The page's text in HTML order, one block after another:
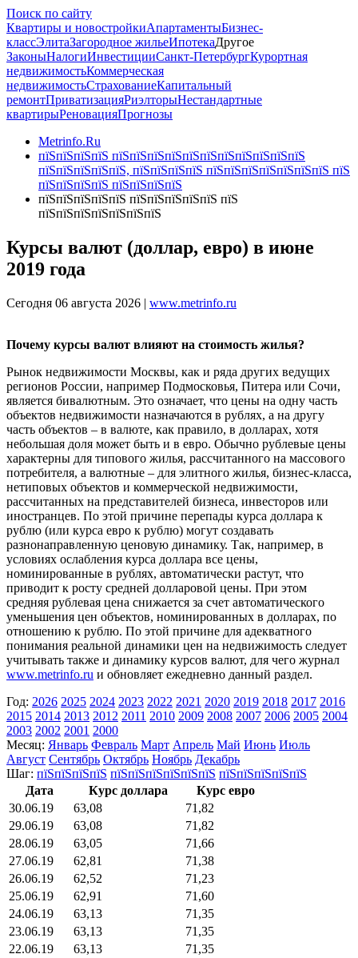
Поиск по сайту
Квартиры и новостройкиАпартаментыБизнес-
классЭлитаЗагородное жильеИпотекаДругое
ЗаконыНалогиИнвестицииСанкт-ПетербургКурортная
недвижимостьКоммерческая
недвижимостьСтрахованиеКапитальный
ремонтПриватизацияРиэлторыНестандартные
квартирыРеновацияПрогнозы
Metrinfo.Ru
пїЅпїЅпїЅпїЅ пїЅпїЅпїЅпїЅпїЅпїЅпїЅпїЅпїЅпїЅпїЅ
пїЅпїЅпїЅпїЅпїЅ, пїЅпїЅпїЅпїЅ пїЅпїЅпїЅпїЅпїЅпїЅпїЅ пїЅ
пїЅпїЅпїЅпїЅ пїЅпїЅпїЅпїЅ
пїЅпїЅпїЅпїЅпїЅ пїЅпїЅпїЅпїЅпїЅ пїЅ
пїЅпїЅпїЅпїЅпїЅпїЅпїЅ
Курсы валют (доллар, евро) в июне
2019 года
Сегодня 06 августа 2026 | www.metrinfo.ru
Почему курсы валют влияют на стоимость жилья?
Рынок недвижимости Москвы, как и ряда других ведущих
регионов России, например Подмосковья, Питера или Сочи,
является бивалютным. Это означает, что цены на одну часть
объектов недвижимости назначаются в рублях, а на другу
часть объектов – в валюте, как правило, в долларах, хотя
небольшая доля может быть и в евро. Обычно рублевые цены
характерны для типового жилья, рассчитанного на массового
потребителя, а валютные – для элитного жилья, бизнес-класса,
нетиповых объектов и коммерческой недвижимости,
рассчитанных на представителей бизнеса, инвесторов или
иностранцев. По этой причине перепады курса доллара к
рублю (или курса евро к рублю) могут создавать
разнонаправленную ценовую динамику. Так, например, в
условиях ослабления курса доллара все цены,
номинированные в рублях, автоматически растут, что
приводит к росту средней долларовой цены. При этом
средняя рублевая цена снижается за счет автоматического
уменьшения цен объектов, номинированных в долларах, по
отношению к рублю. По этой причине для адекватного
понимания реальной динамики цен на недвижимость следует
учитывать также и динамику курсов валют, для чего журнал
www.metrinfo.ru и обновляет ежедневно данный раздел.
Год: 2026 2025 2024 2023 2022 2021 2020 2019 2018 2017 2016
2015 2014 2013 2012 2011 2010 2009 2008 2007 2006 2005 2004
2003 2002 2001 2000
Месяц: Январь Февраль Март Апрель Май Июнь Июль
Август Сентябрь Октябрь Ноябрь Декабрь
Шаг: пїЅпїЅпїЅпїЅ пїЅпїЅпїЅпїЅпїЅпїЅ пїЅпїЅпїЅпїЅпїЅ
Дата
Курс доллара
Курс евро
30.06.19
63,08
71,82
29.06.19
63,08
71,82
28.06.19
63,05
71,66
27.06.19
62,81
71,38
26.06.19
62,52
71,23
25.06.19
62,91
71,60
24.06.19
63,13
71,35
23.06.19
63,13
71,35
22.06.19
63,13
71,35